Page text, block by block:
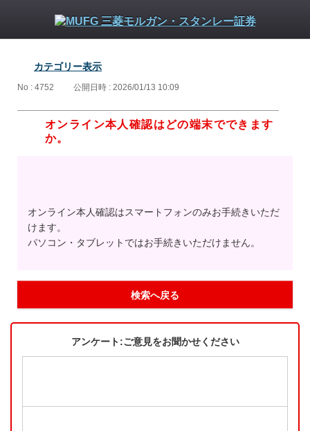
カテゴリー表示
No : 4752 公開日時 : 2026/01/13 10:09
オンライン本人確認はどの端末でできます
か。
オンライン本人確認はスマートフォンのみお手続きいただ
けます。
パソコン・タブレットではお手続きいただけません。
検索へ戻る
アンケート:ご意見をお聞かせください